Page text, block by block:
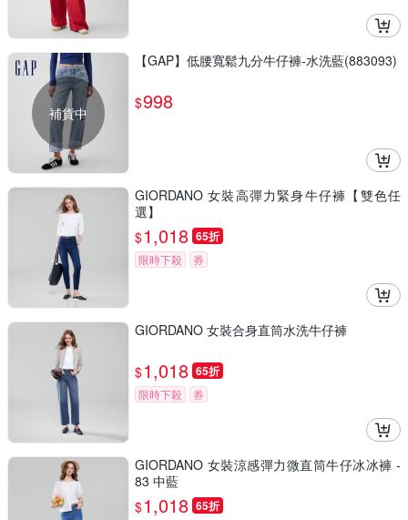
補貨中
【GAP】低腰寬鬆九分牛仔褲-水洗藍(883093)
$998
GIORDANO 女裝高彈力緊身牛仔褲【雙色任
選】
$1,018 65折
限時下殺 券
GIORDANO 女裝合身直筒水洗牛仔褲
$1,018 65折
限時下殺 券
GIORDANO 女裝涼感彈力微直筒牛仔冰冰褲 -
83 中藍
$1,018 65折